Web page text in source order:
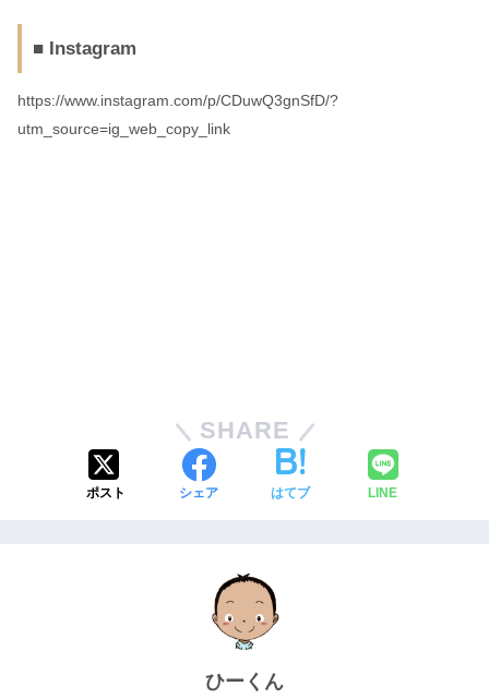
■ Instagram
https://www.instagram.com/p/CDuwQ3gnSfD/?
utm_source=ig_web_copy_link
SHARE
ポスト シェア はてブ LINE
ひーくん